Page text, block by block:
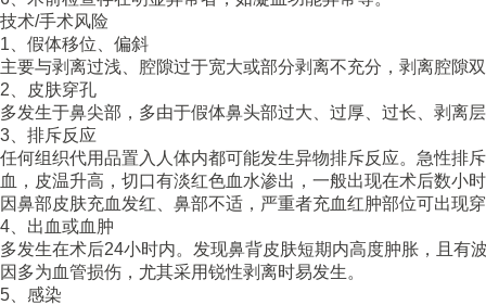
技术/手术风险
1、假体移位、偏斜
主要与剥离过浅、腔隙过于宽大或部分剥离不充分，剥离腔隙
2、皮肤穿孔
多发生于鼻尖部，多由于假体鼻头部过大、过厚、过长、剥离
3、排斥反应
任何组织代用品置入人体内都可能发生异物排斥反应。急性排
血，皮温升高，切口有淡红色血水渗出，一般出现在术后数小
因鼻部皮肤充血发红、鼻部不适，严重者充血红肿部位可出现
4、出血或血肿
多发生在术后24小时内。发现鼻背皮肤短期内高度肿胀，且有
因多为血管损伤，尤其采用锐性剥离时易发生。
5、感染